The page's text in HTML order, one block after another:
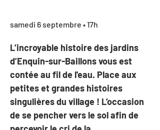
samedi 6 septembre • 17h
L’incroyable histoire des jardins
d’Enquin-sur-Baillons vous est
contée au fil de l'eau. Place aux
petites et grandes histoires
singulières du village ! L’occasion
de se pencher vers le sol afin de